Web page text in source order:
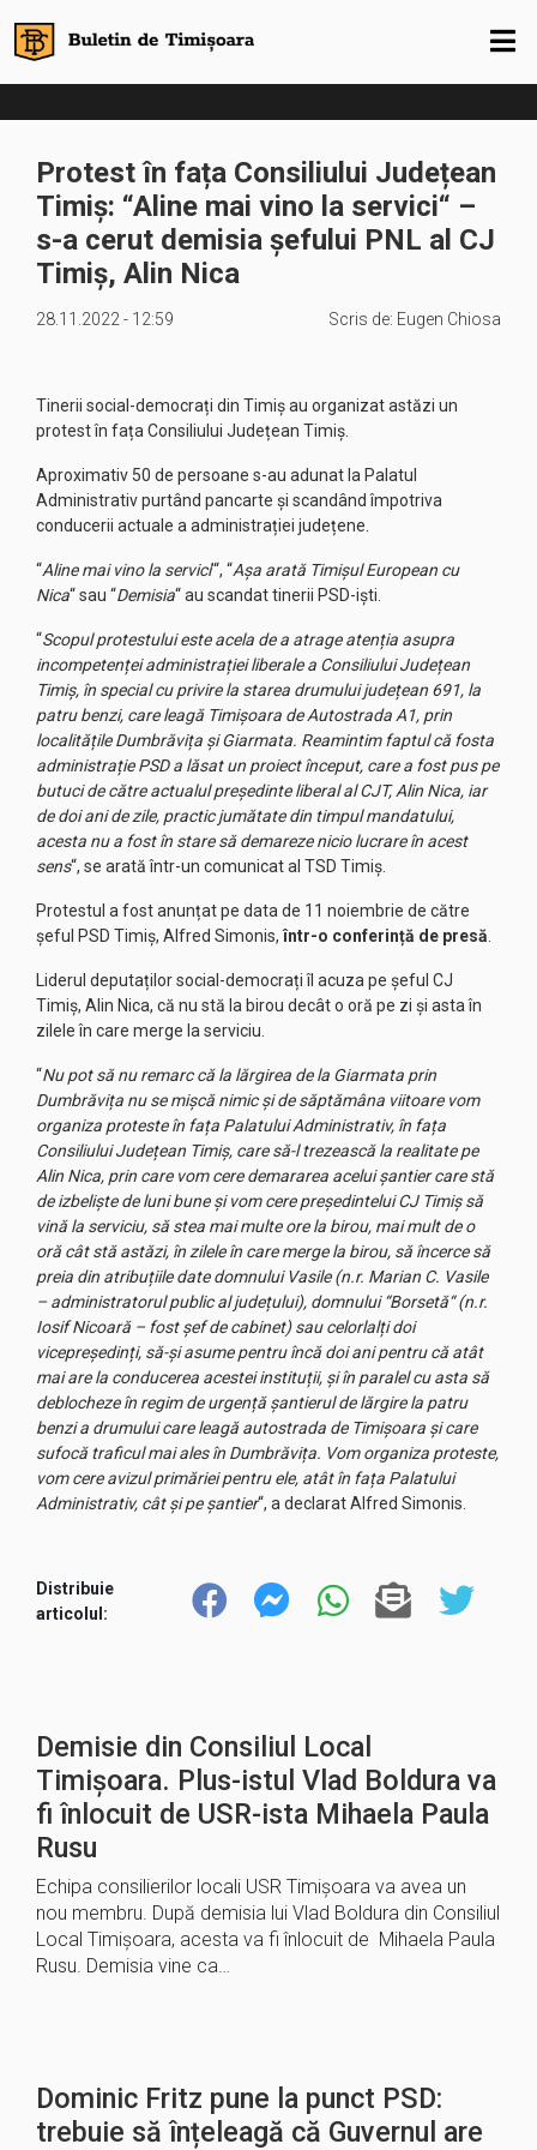
Protest în fața Consiliului Județean
Timiș: “Aline mai vino la servici“ –
s-a cerut demisia șefului PNL al CJ
Timiș, Alin Nica
28.11.2022 - 12:59 Scris de: Eugen Chiosa
Tinerii social-democrați din Timiș au organizat astăzi un
protest în fața Consiliului Județean Timiș.
Aproximativ 50 de persoane s-au adunat la Palatul
Administrativ purtând pancarte și scandând împotriva
conducerii actuale a administrației județene.
“Aline mai vino la servici’“, “Așa arată Timișul European cu
Nica“ sau “Demisia“ au scandat tinerii PSD-iști.
“Scopul protestului este acela de a atrage atenția asupra
incompetenței administrației liberale a Consiliului Județean
Timiș, în special cu privire la starea drumului județean 691, la
patru benzi, care leagă Timișoara de Autostrada A1, prin
localitățile Dumbrăvița și Giarmata. Reamintim faptul că fosta
administrație PSD a lăsat un proiect început, care a fost pus pe
butuci de către actualul președinte liberal al CJT, Alin Nica, iar
de doi ani de zile, practic jumătate din timpul mandatului,
acesta nu a fost în stare să demareze nicio lucrare în acest
sens“, se arată într-un comunicat al TSD Timiș.
Protestul a fost anunțat pe data de 11 noiembrie de către
șeful PSD Timiș, Alfred Simonis,într-o conferință de presă
Liderul deputaților social-democrați îl acuza pe șeful CJ
Timiș, Alin Nica, că nu stă la birou decât o oră pe zi și asta în
zilele în care merge la serviciu.
“Nu pot să nu remarc că la lărgirea de la Giarmata prin
Dumbrăvița nu se mișcă nimic și de săptămâna viitoare vom
organiza proteste în fața Palatului Administrativ, în fața
Consiliului Județean Timiș, care să-l trezească la realitate pe
Alin Nica, prin care vom cere demararea acelui șantier care stă
de izbeliște de luni bune și vom cere președintelui CJ Timiș să
vină la serviciu, să stea mai multe ore la birou, mai mult de o
oră cât stă astăzi, în zilele în care merge la birou, să încerce să
preia din atribuțiile date domnului Vasile (n.r. Marian C. Vasile
– administratorul public al județului), domnului “Borsetă“ (n.r.
Iosif Nicoară – fost șef de cabinet) sau celorlalți doi
vicepreședinți, să-și asume pentru încă doi ani pentru că atât
mai are la conducerea acestei instituții, și în paralel cu asta să
deblocheze în regim de urgență șantierul de lărgire la patru
benzi a drumului care leagă autostrada de Timișoara și care
sufocă traficul mai ales în Dumbrăvița. Vom organiza proteste,
vom cere avizul primăriei pentru ele, atât în fața Palatului
Administrativ, cât și pe șantier“, a declarat Alfred Simonis.
Distribuie
articolul:
Demisie din Consiliul Local
Timișoara. Plus-istul Vlad Boldura va
fi înlocuit de USR-ista Mihaela Paula
Rusu
Echipa consilierilor locali USR Timișoara va avea un
nou membru. După demisia lui Vlad Boldura din Consiliul
Local Timișoara, acesta va fi înlocuit de Mihaela Paula
Rusu. Demisia vine ca…
Dominic Fritz pune la punct PSD:
trebuie să înțeleagă că Guvernul are